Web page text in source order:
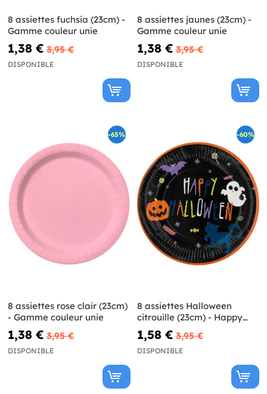
8 assiettes fuchsia (23cm) -
Gamme couleur unie
1,38 € 3,95 €
DISPONIBLE
8 assiettes jaunes (23cm) -
Gamme couleur unie
1,38 € 3,95 €
DISPONIBLE
-65%
8 assiettes rose clair (23cm)
- Gamme couleur unie
1,38 € 3,95 €
DISPONIBLE
-60%
8 assiettes Halloween
citrouille (23cm) - Happy
Halloween
1,58 € 3,95 €
DISPONIBLE